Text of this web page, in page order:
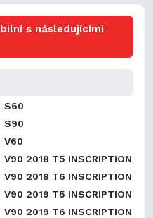
s následujícími
S60
S90
V60
V90 2018 T5 INSCRIPTION
V90 2018 T6 INSCRIPTION
V90 2019 T5 INSCRIPTION
V90 2019 T6 INSCRIPTION